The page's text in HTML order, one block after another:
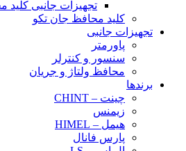
تجهیزات جانبی
کلید محافظ جان تکو
تجهیزات جانبی
پاورمتر
سنسور و کنترلر
محافظ ولتاژ و‌ جریان
برندها
چینت – CHINT
زیمنس
هیمل – HIMEL
پارس فانال